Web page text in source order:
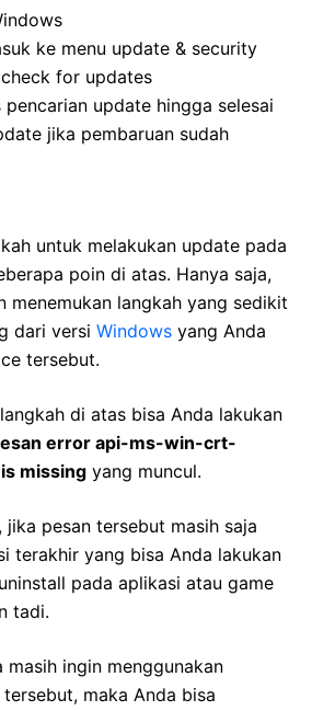
ke menu update & security
for updates
pencarian update hingga selesai
jika pembaruan sudah
untuk melakukan update pada
poin di atas. Hanya saja,
menemukan langkah yang sedikit
dari versi Windows yang Anda
tersebut.
di atas bisa Anda lakukan
error api-ms-win-crt-
missing yang muncul.
jika pesan tersebut masih saja
terakhir yang bisa Anda lakukan
pada aplikasi atau game
tadi.
masih ingin menggunakan
maka Anda bisa